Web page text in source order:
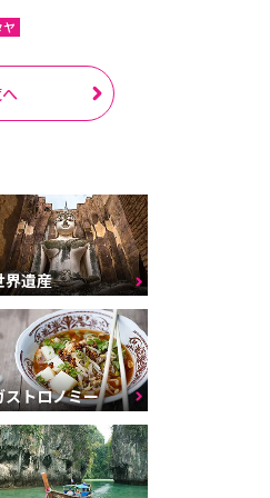
ヤ
界遺産
ストロノミー